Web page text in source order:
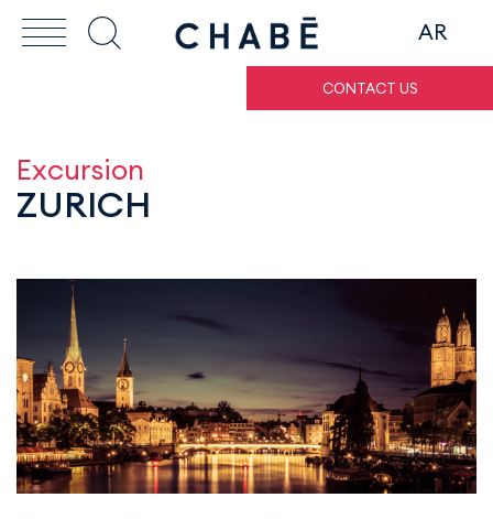
AR
CONTACT US
Excursion
ZURICH